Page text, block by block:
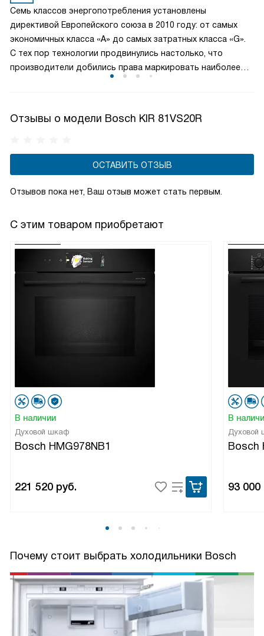
вы можете видеть и доставать все продукты с легкостью.
Семь классов энергопотребления установлены
директивой Европейского союза в 2010 году: от самых
экономичных класса «А» до самых затратных класса «G».
С тех пор технологии продвинулись настолько, что
производители добились права маркировать наиболее
Отзывы о модели Bosch KIR 81VS20R
ОСТАВИТЬ ОТЗЫВ
Отзывов пока нет, Ваш отзыв может стать первым.
С этим товаром приобретают
В наличии
Духовой шкаф
Bosch HMG978NB1
221 520 руб.
В
Духовой
Bosch
93 000
Почему стоит выбрать холодильники Bosch